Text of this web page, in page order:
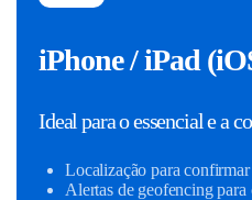
iPhone / iPad
Ideal para o essencial e a
Localização para
Alertas de geofencing para